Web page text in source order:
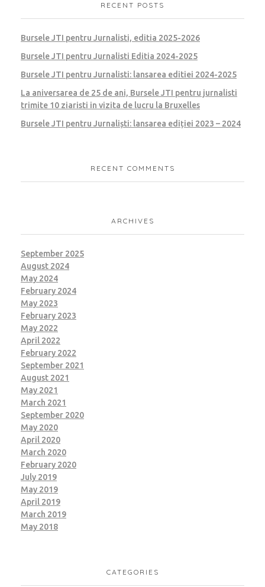
RECENT POSTS
Bursele JTI pentru Jurnalisti, editia 2025-2026
Bursele JTI pentru Jurnalisti Editia 2024-2025
Bursele JTI pentru Jurnalisti: lansarea editiei 2024-2025
La aniversarea de 25 de ani, Bursele JTI pentru jurnalisti
trimite 10 ziaristi in vizita de lucru la Bruxelles
Bursele JTI pentru Jurnaliști: lansarea ediției 2023 – 2024
RECENT COMMENTS
ARCHIVES
September 2025
August 2024
May 2024
February 2024
May 2023
February 2023
May 2022
April 2022
February 2022
September 2021
August 2021
May 2021
March 2021
September 2020
May 2020
April 2020
March 2020
February 2020
July 2019
May 2019
April 2019
March 2019
May 2018
CATEGORIES